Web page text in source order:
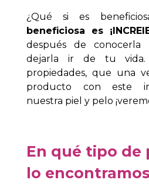
¿Qué si es
beneficiosa es
después de
dejarla ir de tu vida.
propiedades, que una
producto con este
nuestra piel y pelo
En qué tipo de
lo encontramos